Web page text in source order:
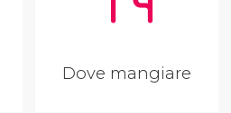
Dove mangiare